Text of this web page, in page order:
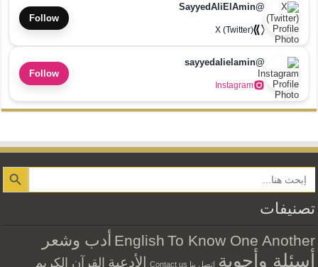
@SayyedAliElAmin
X (Twitter)
Follow
@sayyedalielamin
Instagram
Follow
Search Button
تصنيفات
English To Know One Another أدب وشعر
أسئلة وأجوبة إتصل بنا Contact us الأدعية القرآن الكريم